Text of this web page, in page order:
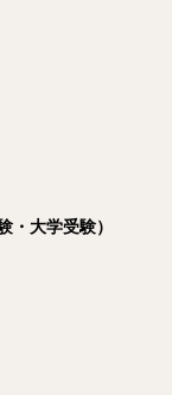
・大学受験）